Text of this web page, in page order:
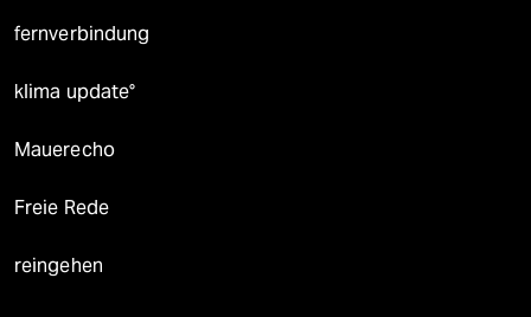
fernverbindung
klima update°
Mauerecho
Freie Rede
reingehen